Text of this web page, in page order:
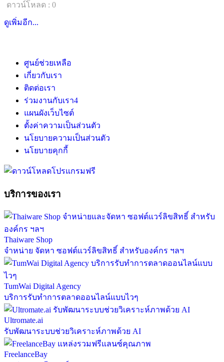
ดาวน์โหลด : 0
ดูเพิ่มอีก...
ศูนย์ช่วยเหลือ
เกี่ยวกับเรา
ติดต่อเรา
ร่วมงานกับเรา4
แผนผังเว็บไซต์
ตั้งค่าความเป็นส่วนตัว
นโยบายความเป็นส่วนตัว
นโยบายคุกกี้
บริการของเรา
Thaiware Shop
จำหน่าย จัดหา ซอฟต์แวร์ลิขสิทธิ์ สำหรับองค์กร ฯลฯ
TumWai Digital Agency
บริการรับทำการตลาดออนไลน์แบบไวๆ
Ultromate.ai
รับพัฒนาระบบช่วยวิเคราะห์ภาพด้วย AI
FreelanceBay